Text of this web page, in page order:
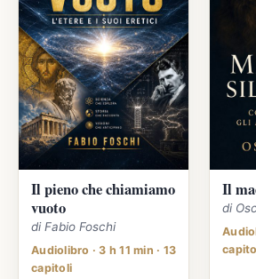
Il pieno che chiamiamo
vuoto
di Fabio Foschi
Audiolibro · 3 h 11 min · 13
capitoli
Il
di